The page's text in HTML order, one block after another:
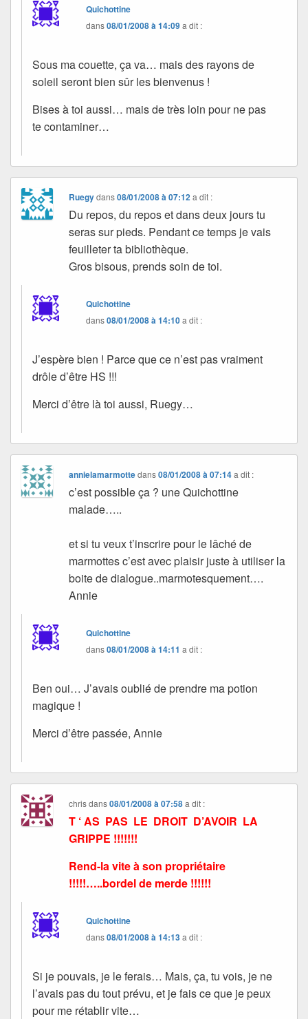
Quichottine
dans08/01/2008 à 14:09a dit :
Sous ma couette, ça va… mais des rayons de
soleil seront bien sûr les bienvenus !
Bises à toi aussi… mais de très loin pour ne pas
te contaminer…
Ruegydans08/01/2008 à 07:12 a dit :
Du repos, du repos et dans deux jours tu
seras sur pieds. Pendant ce temps je vais
feuilleter ta bibliothèque.
Gros bisous, prends soin de toi.
Quichottine
dans08/01/2008 à 14:10a dit :
J’espère bien ! Parce que ce n’est pas vraiment
drôle d’être HS !!!
Merci d’être là toi aussi, Ruegy…
annielamarmottedans08/01/2008 à 07:14 a dit :
c’est possible ça ? une Quichottine
malade…..
et si tu veux t’inscrire pour le lâché de
marmottes c’est avec plaisir juste à utiliser la
boite de dialogue..marmotesquement….
Annie
Quichottine
dans08/01/2008 à 14:11 a dit :
Ben oui… J’avais oublié de prendre ma potion
magique !
Merci d’être passée, Annie
chrisdans08/01/2008 à 07:58 a dit :
T ‘ AS PAS LE DROIT D’AVOIR LA
GRIPPE !!!!!!!
Rend-la vite à son propriétaire
!!!!!…..bordel de merde !!!!!!
Quichottine
dans08/01/2008 à 14:13a dit :
Si je pouvais, je le ferais… Mais, ça, tu vois, je ne
l’avais pas du tout prévu, et je fais ce que je peux
pour me rétablir vite…